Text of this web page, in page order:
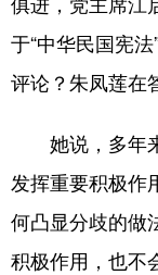
多语种频道
English
Deutsch
于“中华民国宪
评论？朱凤莲在
她说，多年来
发挥重要积极作
何凸显分歧的做
积极作用，也不